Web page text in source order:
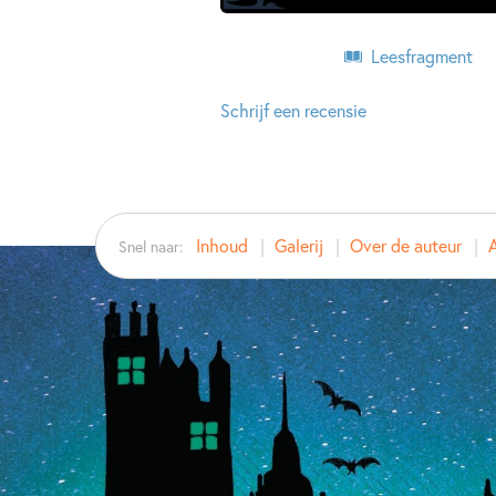
Leesfragment
Schrijf een recensie
Snel naar: Inhoud Galerij Over de auteur